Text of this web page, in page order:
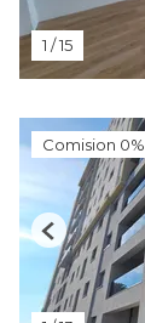
1 /15
Comision 0%
Previous